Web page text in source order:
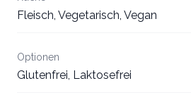
Fleisch, Vegetarisch, Vegan
Optionen
Glutenfrei, Laktosefrei